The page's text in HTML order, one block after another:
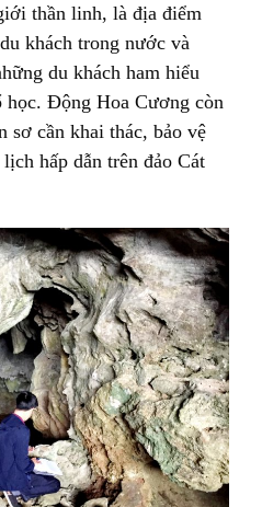
thần linh, là địa điểm
khách trong nước và
du khách ham hiểu
Động Hoa Cương còn
sơ cần khai thác, bảo vệ
hấp dẫn trên đảo Cát